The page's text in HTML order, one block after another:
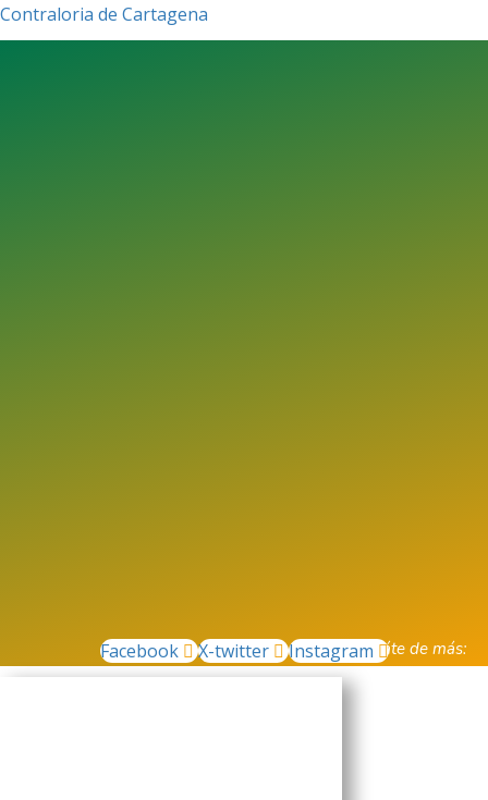
Contraloria de Cartagena
Enteráte de más:
Facebook X-twitter Instagram